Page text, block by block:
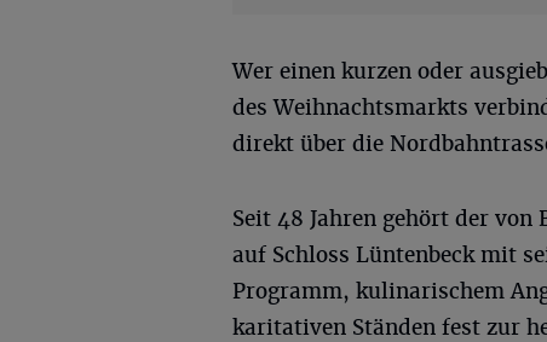
Wer einen kurzen oder
des Weihnachtsmarkts
direkt über die
Seit 48 Jahren gehört der
auf Schloss Lüntenbeck mit
Programm, kulinarischem
karitativen Ständen fest zur